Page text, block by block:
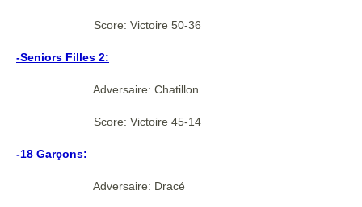
Score: Victoire 50-36
-Seniors Filles 2:
Adversaire: Chatillon
Score: Victoire 45-14
-18 Garçons:
Adversaire: Dracé